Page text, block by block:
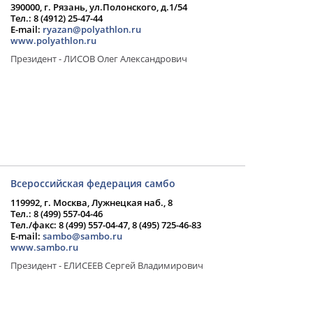
390000, г. Рязань, ул.Полонского, д.1/54
Тел.: 8 (4912) 25-47-44
E-mail: ryazan@polyathlon.ru
www.polyathlon.ru
Президент - ЛИСОВ Олег Александрович
Всероссийская федерация самбо
119992, г. Москва, Лужнецкая наб., 8
Тел.: 8 (499) 557-04-46
Тел./факс: 8 (499) 557-04-47, 8 (495) 725-46-83
E-mail: sambo@sambo.ru
www.sambo.ru
Президент - ЕЛИСЕЕВ Сергей Владимирович